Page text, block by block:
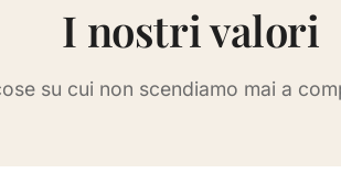
I nostri valori
su cui non scendiamo mai a